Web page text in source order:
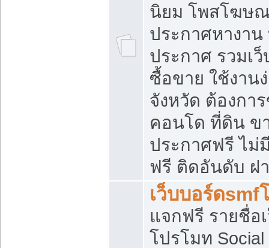
นิยม โพสโฆษ
ประกาศหางาน
ประกาศ รวมเ
ซื้อขาย ใช้งาน
จังหวัด ต้องกา
คอนโด ที่ดิน ข
ประกาศฟรี ไม่
ฟรี ติดอันดับ ฝ
เว็บบอร์ดsmf
แจกฟรี รายชื่อ
โปรโมท